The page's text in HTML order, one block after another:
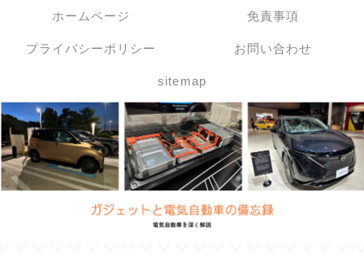
ホームページ 免責事項
プライバシーポリシー お問い合わせ
sitemap